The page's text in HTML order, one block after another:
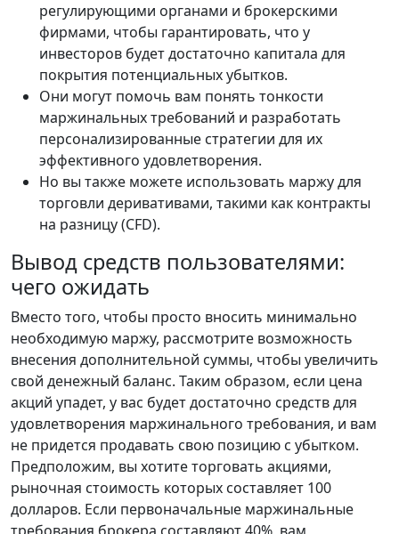
регулирующими органами и брокерскими
фирмами, чтобы гарантировать, что у
инвесторов будет достаточно капитала для
покрытия потенциальных убытков.
Они могут помочь вам понять тонкости
маржинальных требований и разработать
персонализированные стратегии для их
эффективного удовлетворения.
Но вы также можете использовать маржу для
торговли деривативами, такими как контракты
на разницу (CFD).
Вывод средств пользователями:
чего ожидать
Вместо того, чтобы просто вносить минимально
необходимую маржу, рассмотрите возможность
внесения дополнительной суммы, чтобы увеличить
свой денежный баланс. Таким образом, если цена
акций упадет, у вас будет достаточно средств для
удовлетворения маржинального требования, и вам
не придется продавать свою позицию с убытком.
Предположим, вы хотите торговать акциями,
рыночная стоимость которых составляет 100
долларов. Если первоначальные маржинальные